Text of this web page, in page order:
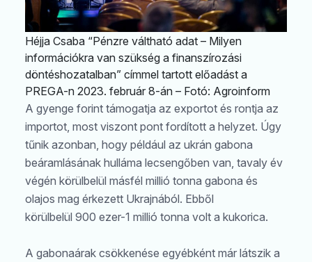
Héjja Csaba “Pénzre váltható adat – Milyen
információkra van szükség a finanszírozási
döntéshozatalban” címmel tartott előadást a
PREGA-n 2023. február 8-án – Fotó: Agroinform
A gyenge forint támogatja az exportot és rontja az
importot, most viszont pont fordított a helyzet. Úgy
tűnik azonban, hogy például az ukrán gabona
beáramlásának hulláma lecsengőben van, tavaly év
végén körülbelül másfél millió tonna gabona és
olajos mag érkezett Ukrajnából. Ebből
körülbelül 900 ezer-1 millió tonna volt a kukorica.
A gabonaárak csökkenése egyébként már látszik a